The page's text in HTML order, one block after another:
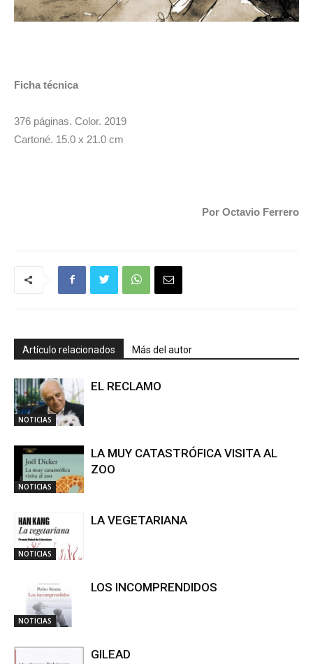
Ficha técnica
376 páginas. Color. 2019
Cartoné. 15.0 x 21.0 cm
Por Octavio Ferrero
Artículo relacionados Más del autor
NOTICIAS
EL RECLAMO
NOTICIAS
LA MUY CATASTRÓFICA VISITA AL
ZOO
NOTICIAS
LA VEGETARIANA
NOTICIAS
LOS INCOMPRENDIDOS
GILEAD